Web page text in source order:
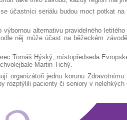
účastníci seriálu budou moct potkat
alternativu pravidelného
něj může účast na běžeckém
Tomáš Hýský, místopředseda
Martin Tichý.
organizátoři jednu korunu
rozptýlili pacienty či seniory v